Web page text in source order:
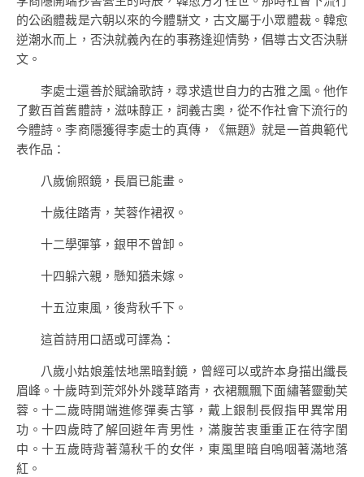
的公函體裁是六朝以來的今體駢文，古文屬于小眾體裁。韓愈
逆潮水而上，否決就義內在的事務逢迎情勢，倡導古文否決駢
文。
李處士還善於賦論歌詩，尋求遺世自力的古雅之風。他作
了數百首舊體詩，滋味醇正，詞義古奧，從不作社會下流行的
今體詩。李商隱獲得李處士的真傳，《無題》就是一首典範代
表作品：
八歲偷照鏡，長眉已能畫。
十歲往踏青，芙蓉作裙衩。
十二學彈箏，銀甲不曾卸。
十四躲六親，懸知猶未嫁。
十五泣東風，後背秋千下。
這首詩用口語或可譯為：
八歲小姑娘羞怯地黑暗對鏡，曾經可以或許本身描出纖長
眉峰。十歲時到荒郊外外踐草踏青，衣裙飄飄下面繡著靈動芙
蓉。十二歲時開端進修彈奏古箏，戴上銀制長假指甲異常用
功。十四歲時了解回避年青男性，滿腹苦衷重重正在待字閨
中。十五歲時背著蕩秋千的女伴，東風里暗自嗚咽著滿地落
紅。